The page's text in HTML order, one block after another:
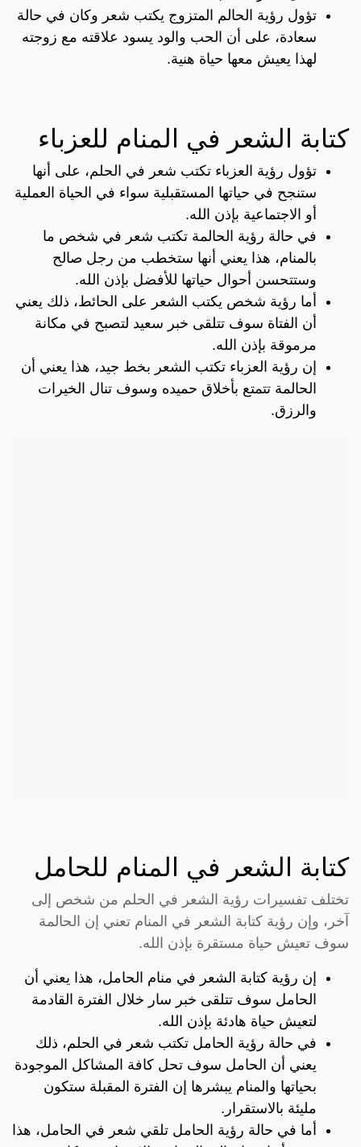
تؤول رؤية الحالم المتزوج يكتب شعر وكان في حالة
سعادة، على أن الحب والود يسود علاقته مع زوجته
لهذا يعيش معها حياة هنية.
كتابة الشعر في المنام للعزباء
تؤول رؤية العزباء تكتب شعر في الحلم، على أنها
ستنجح في حياتها المستقبلية سواء في الحياة العملية
أو الاجتماعية بإذن الله.
في حالة رؤية الحالمة تكتب شعر في شخص ما
بالمنام، هذا يعني أنها ستخطب من رجل صالح
وستتحسن أحوال حياتها للأفضل بإذن الله.
أما رؤية شخص يكتب الشعر على الحائط، ذلك يعني
أن الفتاة سوف تتلقى خبر سعيد لتصبح في مكانة
مرموقة بإذن الله.
إن رؤية العزباء تكتب الشعر بخط جيد، هذا يعني أن
الحالمة تتمتع بأخلاق حميده وسوف تنال الخيرات
والرزق.
كتابة الشعر في المنام للحامل
تختلف تفسيرات رؤية الشعر في الحلم من شخص إلى
آخر، وإن رؤية كتابة الشعر في المنام تعني إن الحالمة
سوف تعيش حياة مستقرة بإذن الله.
إن رؤية كتابة الشعر في منام الحامل، هذا يعني أن
الحامل سوف تتلقى خبر سار خلال الفترة القادمة
لتعيش حياة هادئة بإذن الله.
في حالة رؤية الحامل تكتب شعر في الحلم، ذلك
يعني أن الحامل سوف تحل كافة المشاكل الموجودة
بحياتها والمنام يبشرها إن الفترة المقبلة ستكون
مليئة بالاستقرار.
أما في حالة رؤية الحامل تلقي شعر في الحامل، هذا